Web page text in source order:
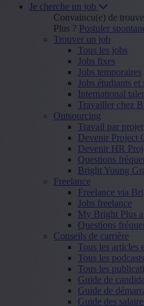
Je cherche un job
Convaincu(e) de
Plus ? Postuler
Trouver un job
Tous les jobs
Jobs fixes
Jobs temporaires
Jobs étudiants et
International
Travailler chez
Outsourcing
Travail par projet
Devenir Project
Devenir HR
Questions
Bright Young
Freelance
Freelance via
Jobs freelance
My Bright Plus
Questions
Conseils de carrière
Tous les articles
Tous les podcasts
Tous les
Guide de
Guide de
Guide des